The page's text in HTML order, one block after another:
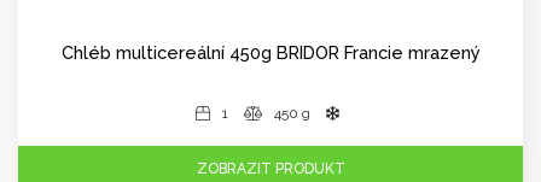
Chléb multicereální 450g BRIDOR Francie mrazený
1 450 g
ZOBRAZIT PRODUKT